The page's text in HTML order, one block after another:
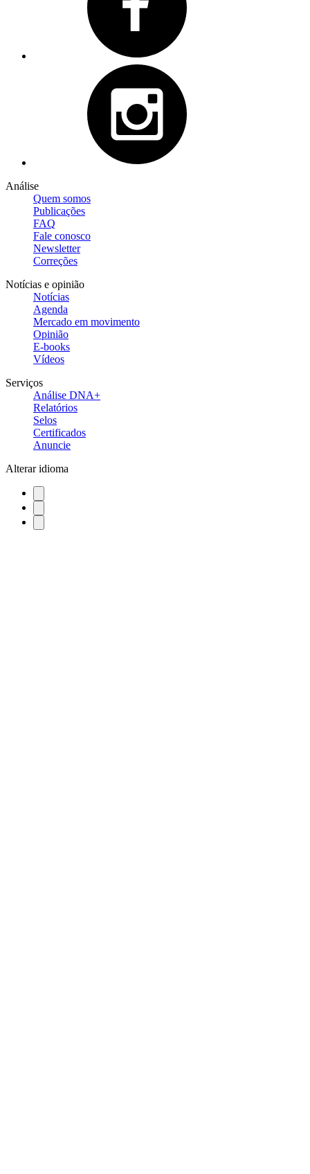
Análise
Quem somos
Publicações
FAQ
Fale conosco
Newsletter
Correções
Notícias e opinião
Notícias
Agenda
Mercado em movimento
Opinião
E-books
Vídeos
Serviços
Análise DNA+
Relatórios
Selos
Certificados
Anuncie
Alterar idioma